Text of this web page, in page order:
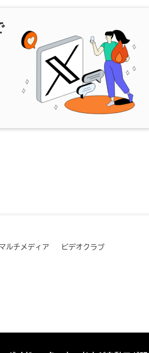
マルチメディア ビデオクラブ